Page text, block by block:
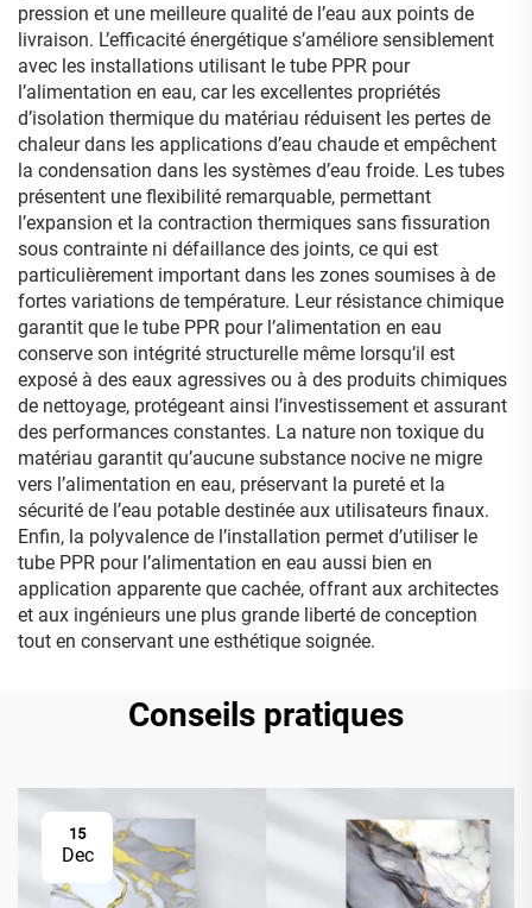
pression et une meilleure qualité de l’eau aux points de
livraison. L’efficacité énergétique s’améliore sensiblement
avec les installations utilisant le tube PPR pour
l’alimentation en eau, car les excellentes propriétés
d’isolation thermique du matériau réduisent les pertes de
chaleur dans les applications d’eau chaude et empêchent
la condensation dans les systèmes d’eau froide. Les tubes
présentent une flexibilité remarquable, permettant
l’expansion et la contraction thermiques sans fissuration
sous contrainte ni défaillance des joints, ce qui est
particulièrement important dans les zones soumises à de
fortes variations de température. Leur résistance chimique
garantit que le tube PPR pour l’alimentation en eau
conserve son intégrité structurelle même lorsqu’il est
exposé à des eaux agressives ou à des produits chimiques
de nettoyage, protégeant ainsi l’investissement et assurant
des performances constantes. La nature non toxique du
matériau garantit qu’aucune substance nocive ne migre
vers l’alimentation en eau, préservant la pureté et la
sécurité de l’eau potable destinée aux utilisateurs finaux.
Enfin, la polyvalence de l’installation permet d’utiliser le
tube PPR pour l’alimentation en eau aussi bien en
application apparente que cachée, offrant aux architectes
et aux ingénieurs une plus grande liberté de conception
tout en conservant une esthétique soignée.
Conseils pratiques
15
Dec